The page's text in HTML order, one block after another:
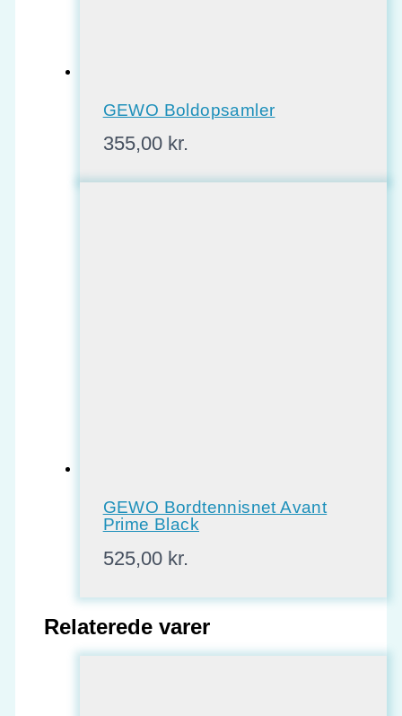
GEWO Boldopsamler
355,00 kr.
GEWO Bordtennisnet Avant
Prime Black
525,00 kr.
Relaterede varer